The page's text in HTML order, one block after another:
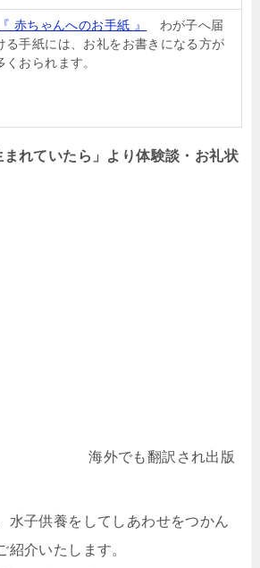
『 赤ちゃんへのお手紙 』
わが子へ届
る手紙には、お礼をお書きになる方が
くおられます。
れていたら」より体験談・お礼状
海外でも翻訳され出版
水子供養をしてしあわせをつかん
紹介いたします。